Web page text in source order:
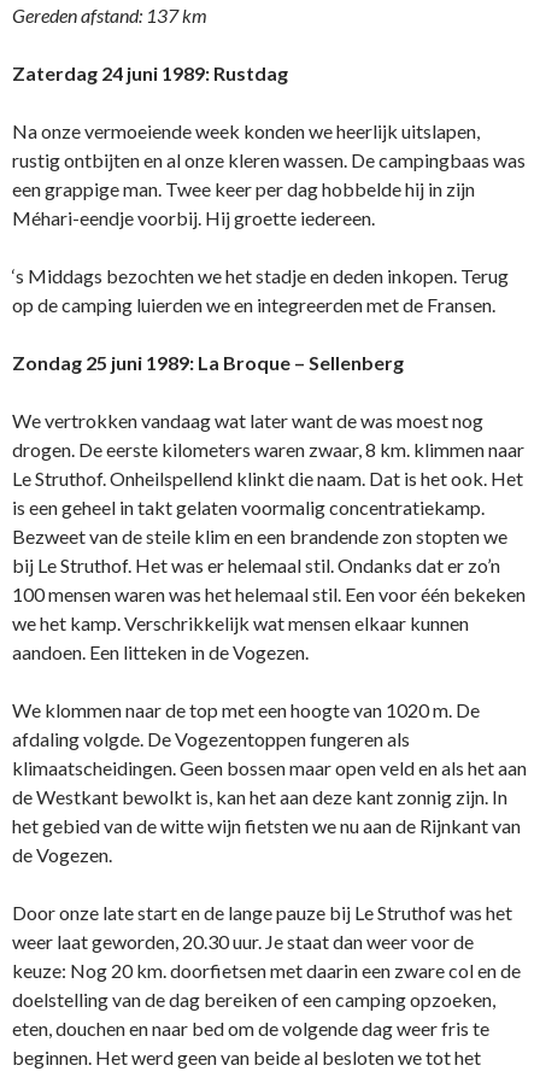
Gereden afstand: 137 km
Zaterdag 24 juni 1989: Rustdag
Na onze vermoeiende week konden we heerlijk uitslapen,
rustig ontbijten en al onze kleren wassen. De campingbaas was
een grappige man. Twee keer per dag hobbelde hij in zijn
Méhari-eendje voorbij. Hij groette iedereen.
‘s Middags bezochten we het stadje en deden inkopen. Terug
op de camping luierden we en integreerden met de Fransen.
Zondag 25 juni 1989: La Broque – Sellenberg
We vertrokken vandaag wat later want de was moest nog
drogen. De eerste kilometers waren zwaar, 8 km. klimmen naar
Le Struthof. Onheilspellend klinkt die naam. Dat is het ook. Het
is een geheel in takt gelaten voormalig concentratiekamp.
Bezweet van de steile klim en een brandende zon stopten we
bij Le Struthof. Het was er helemaal stil. Ondanks dat er zo’n
100 mensen waren was het helemaal stil. Een voor één bekeken
we het kamp. Verschrikkelijk wat mensen elkaar kunnen
aandoen. Een litteken in de Vogezen.
We klommen naar de top met een hoogte van 1020 m. De
afdaling volgde. De Vogezentoppen fungeren als
klimaatscheidingen. Geen bossen maar open veld en als het aan
de Westkant bewolkt is, kan het aan deze kant zonnig zijn. In
het gebied van de witte wijn fietsten we nu aan de Rijnkant van
de Vogezen.
Door onze late start en de lange pauze bij Le Struthof was het
weer laat geworden, 20.30 uur. Je staat dan weer voor de
keuze: Nog 20 km. doorfietsen met daarin een zware col en de
doelstelling van de dag bereiken of een camping opzoeken,
eten, douchen en naar bed om de volgende dag weer fris te
beginnen. Het werd geen van beide al besloten we tot het